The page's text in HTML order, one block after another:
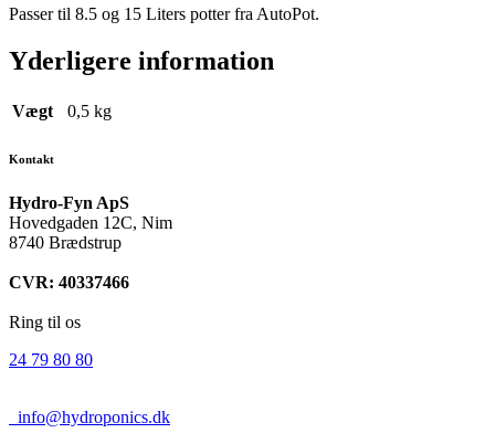
Passer til 8.5 og 15 Liters potter fra AutoPot.
Yderligere information
Vægt 0,5 kg
Kontakt
Hydro-Fyn ApS
Hovedgaden 12C, Nim
8740 Brædstrup
CVR: 40337466
Ring til os
24 79 80 80
info@hydroponics.dk